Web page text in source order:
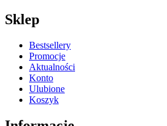
Sklep
Bestsellery
Promocje
Aktualności
Konto
Ulubione
Koszyk